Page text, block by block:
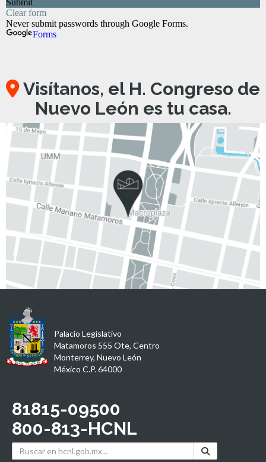
Visítanos, el H. Congreso de
Nuevo León es tu casa.
Palacio Legislativo
Matamoros 555 Ote, Centro
Monterrey, Nuevo León
México C.P. 64000
81815-09500
800-813-HCNL